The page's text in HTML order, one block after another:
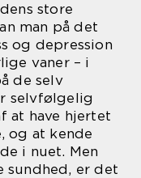
store
man på det
og depression
vaner – i
de selv
selvfølgelig
at have hjertet
og at kende
i nuet. Men
sundhed, er det